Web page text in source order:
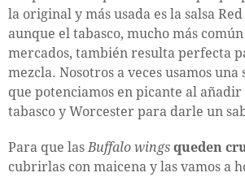
la original y más usada es la salsa
aunque el tabasco, mucho más
mercados, también resulta perfecta
mezcla. Nosotros a veces usamos una
que potenciamos en picante al añadir
tabasco y Worcester para darle un
Para que las Buffalo wings queden
cubrirlas con maicena y las vamos a